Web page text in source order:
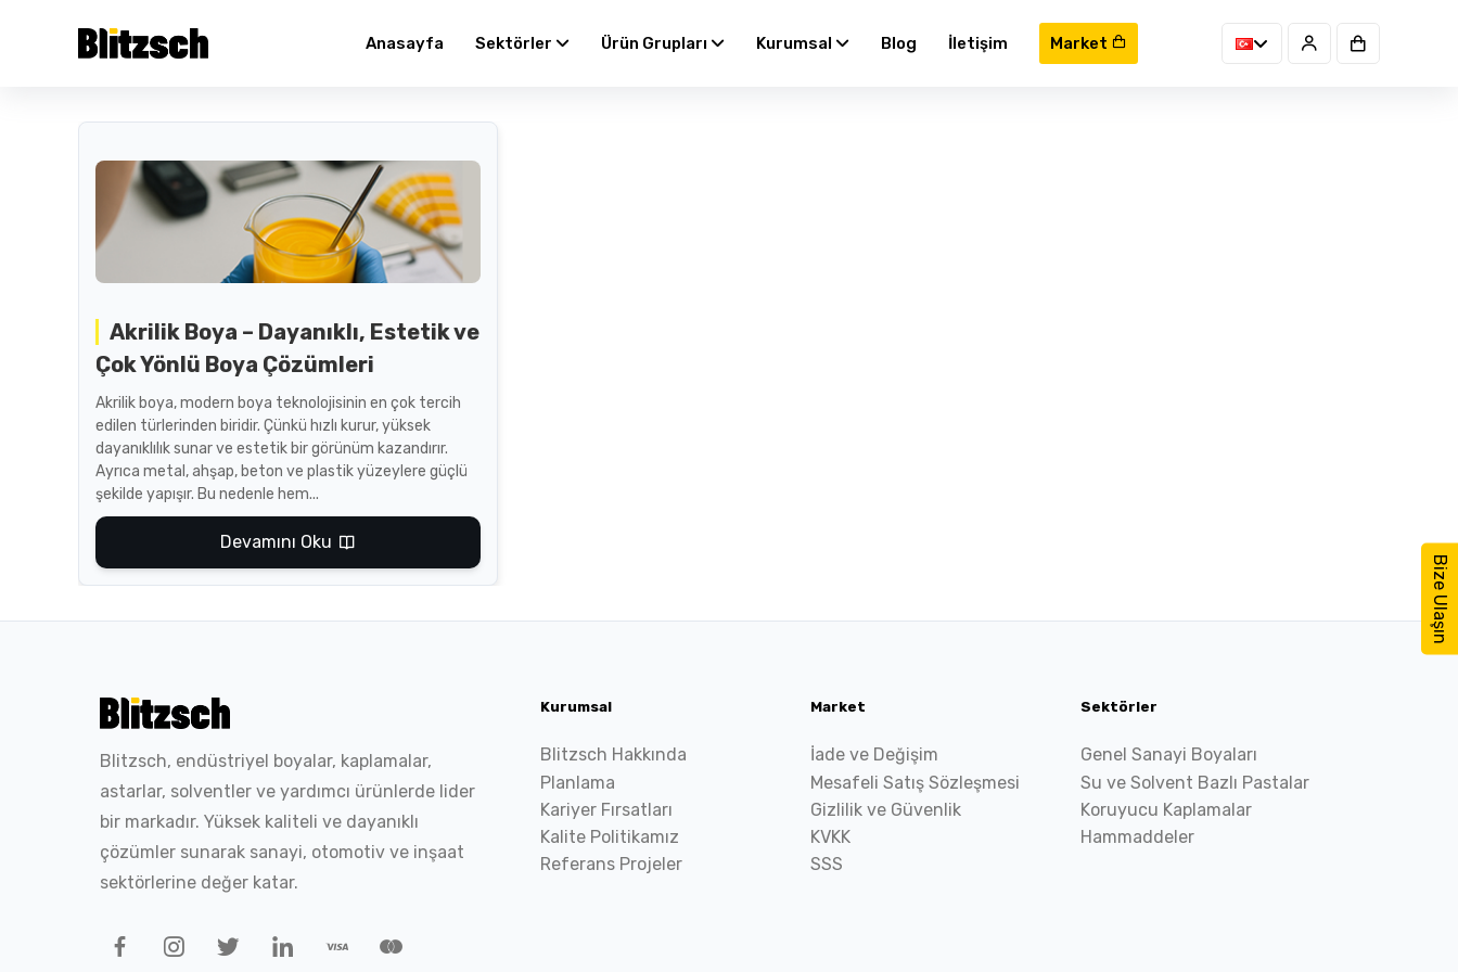
Anasayfa Sektörler Ürün Grupları Kurumsal Blog İletişim Market
Akrilik Boya – Dayanıklı, Estetik ve
Çok Yönlü Boya Çözümleri
Akrilik boya, modern boya teknolojisinin en çok tercih
edilen türlerinden biridir. Çünkü hızlı kurur, yüksek
dayanıklılık sunar ve estetik bir görünüm kazandırır.
Ayrıca metal, ahşap, beton ve plastik yüzeylere güçlü
şekilde yapışır. Bu nedenle hem...
Devamını Oku
Bize Ulaşın
Blitzsch, endüstriyel boyalar, kaplamalar,
astarlar, solventler ve yardımcı ürünlerde lider
bir markadır. Yüksek kaliteli ve dayanıklı
çözümler sunarak sanayi, otomotiv ve inşaat
sektörlerine değer katar.
Kurumsal
Blitzsch Hakkında
Planlama
Kariyer Fırsatları
Kalite Politikamız
Referans Projeler
Market
İade ve Değişim
Mesafeli Satış Sözleşmesi
Gizlilik ve Güvenlik
KVKK
SSS
Sektörler
Genel Sanayi Boyaları
Su ve Solvent Bazlı Pastalar
Koruyucu Kaplamalar
Hammaddeler